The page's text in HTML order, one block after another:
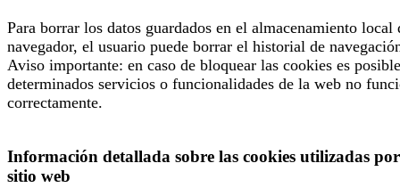
Para borrar los datos guardados en el almacenamiento local
navegador, el usuario puede borrar el historial de
Aviso importante: en caso de bloquear las cookies es
determinados servicios o funcionalidades de la web no
correctamente.
Información detallada sobre las cookies utilizadas por
sitio web